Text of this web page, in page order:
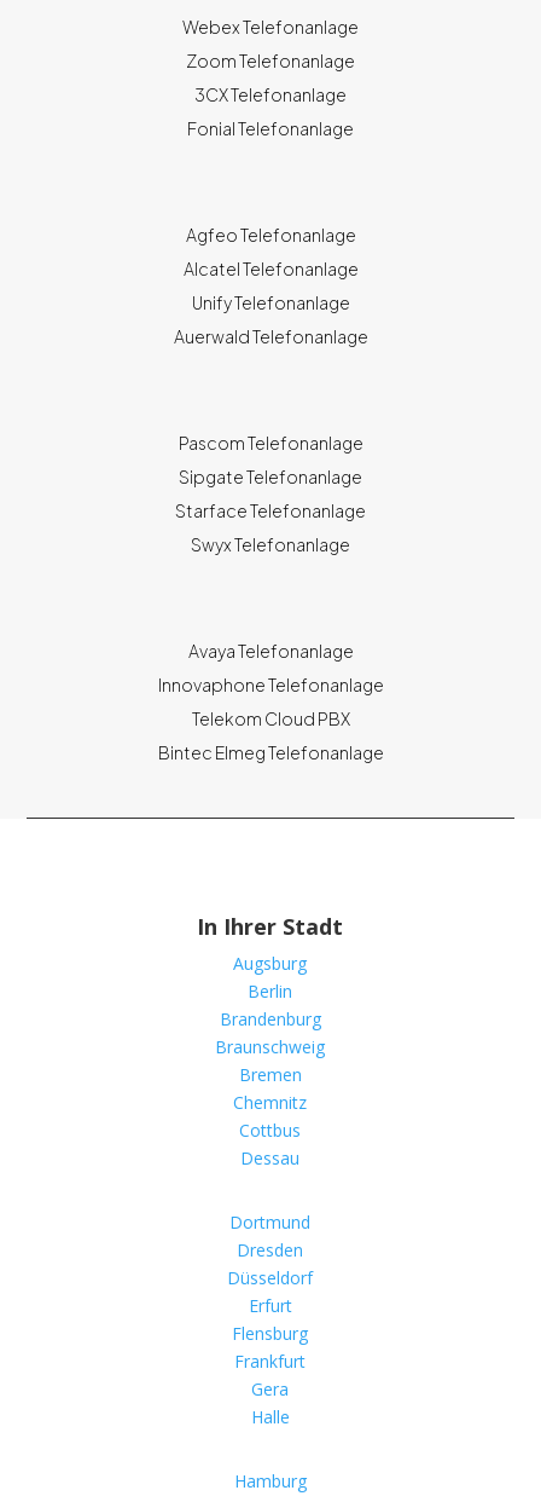
Webex Telefonanlage
Zoom Telefonanlage
3CX Telefonanlage
Fonial Telefonanlage
Agfeo Telefonanlage
Alcatel Telefonanlage
Unify Telefonanlage
Auerwald Telefonanlage
Pascom Telefonanlage
Sipgate Telefonanlage
Starface Telefonanlage
Swyx Telefonanlage
Avaya Telefonanlage
Innovaphone Telefonanlage
Telekom Cloud PBX
Bintec Elmeg Telefonanlage
In Ihrer Stadt
Augsburg
Berlin
Brandenburg
Braunschweig
Bremen
Chemnitz
Cottbus
Dessau
Dortmund
Dresden
Düsseldorf
Erfurt
Flensburg
Frankfurt
Gera
Halle
Hamburg